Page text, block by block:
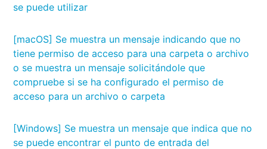
se puede utilizar
[macOS] Se muestra un mensaje indicando que no
tiene permiso de acceso para una carpeta o archivo
o se muestra un mensaje solicitándole que
compruebe si se ha configurado el permiso de
acceso para un archivo o carpeta
[Windows] Se muestra un mensaje que indica que no
se puede encontrar el punto de entrada del